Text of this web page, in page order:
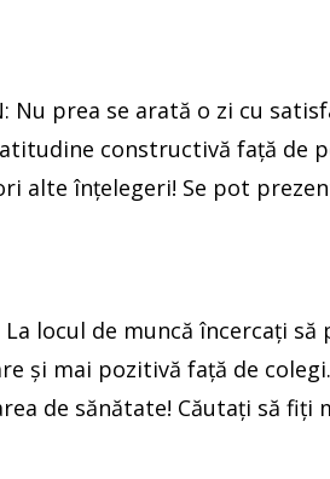
Nu prea se arată o zi cu
constructivă faţă de
alte înţelegeri! Se pot
La locul de muncă încercaţi
şi mai pozitivă faţă de
de sănătate! Căutaţi să fiţi